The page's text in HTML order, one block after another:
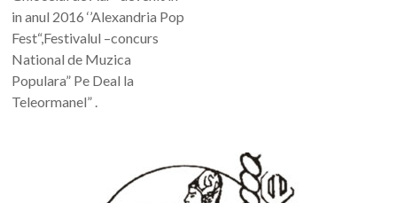
in anul 2016 ‘’Alexandria Pop
Fest“,Festivalul –concurs
National de Muzica
Populara” Pe Deal la
Teleormanel” .